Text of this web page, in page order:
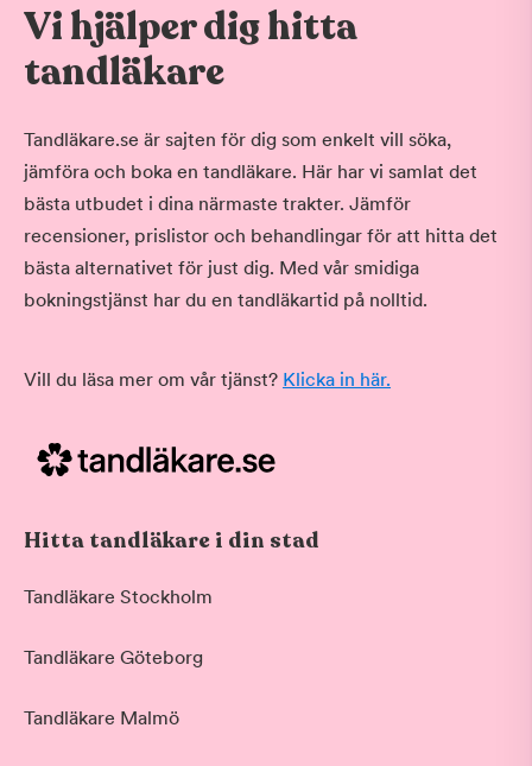
Vi hjälper dig hitta
tandläkare
Tandläkare.se är sajten för dig som enkelt vill söka,
jämföra och boka en tandläkare. Här har vi samlat det
bästa utbudet i dina närmaste trakter. Jämför
recensioner, prislistor och behandlingar för att hitta det
bästa alternativet för just dig. Med vår smidiga
bokningstjänst har du en tandläkartid på nolltid.
Vill du läsa mer om vår tjänst? Klicka in här.
Hitta tandläkare i din stad
Tandläkare Stockholm
Tandläkare Göteborg
Tandläkare Malmö